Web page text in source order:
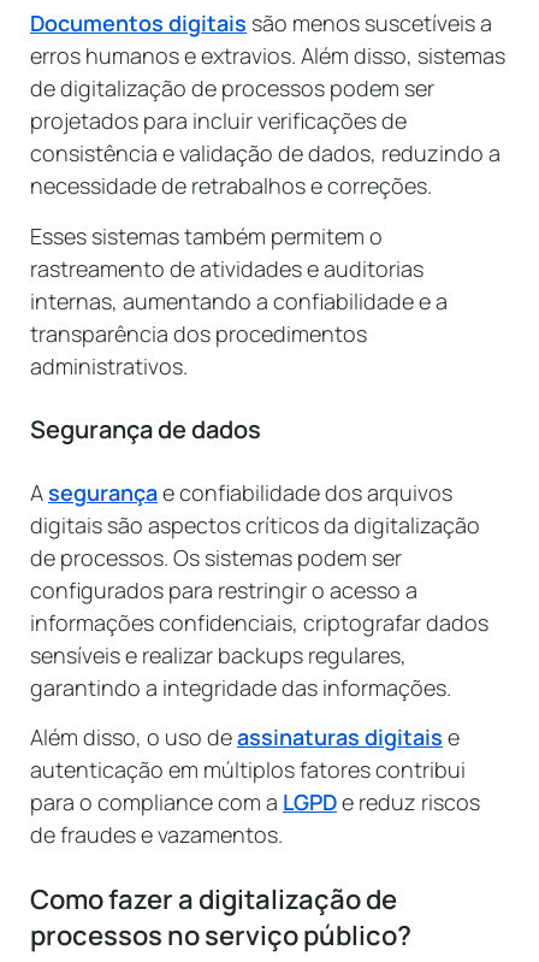
Documentos digitais são menos suscetíveis a
erros humanos e extravios. Além disso, sistemas
de digitalização de processos podem ser
projetados para incluir verificações de
consistência e validação de dados, reduzindo a
necessidade de retrabalhos e correções.
Esses sistemas também permitem o
rastreamento de atividades e auditorias
internas, aumentando a confiabilidade e a
transparência dos procedimentos
administrativos.
Segurança de dados
Asegurançae confiabilidade dos arquivos
digitais são aspectos críticos da digitalização
de processos. Os sistemas podem ser
configurados para restringir o acesso a
informações confidenciais, criptografar dados
sensíveis e realizar backups regulares,
garantindo a integridade das informações.
Além disso, o uso deassinaturas digitais e
autenticação em múltiplos fatores contribui
para o compliance com a LGPDe reduz riscos
de fraudes e vazamentos.
Como fazer a digitalização de
processos no serviço público?